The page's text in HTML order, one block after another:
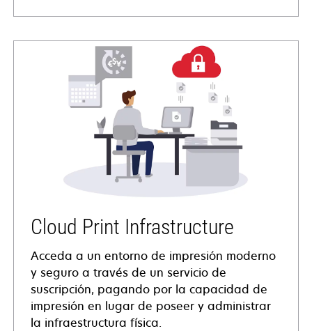
Cloud Print Infrastructure
Acceda a un entorno de impresión moderno
y seguro a través de un servicio de
suscripción, pagando por la capacidad de
impresión en lugar de poseer y administrar
la infraestructura física.